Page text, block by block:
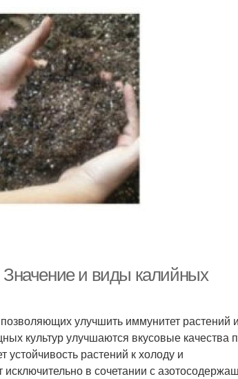
и виды калийных
улучшить иммунитет растений и
культур улучшаются вкусовые качества
растений к холоду и
в сочетании с